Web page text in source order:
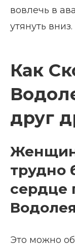
вовлечь в
утянуть вниз.
Как
друг
трудно
сердце
Это можно